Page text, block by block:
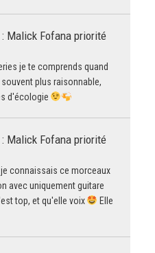
Malick Fofana priorité
je te comprends quand
plus raisonnable,
d'écologie
Malick Fofana priorité
connaissais ce morceaux
avec uniquement guitare
top, et qu'elle voix
Elle